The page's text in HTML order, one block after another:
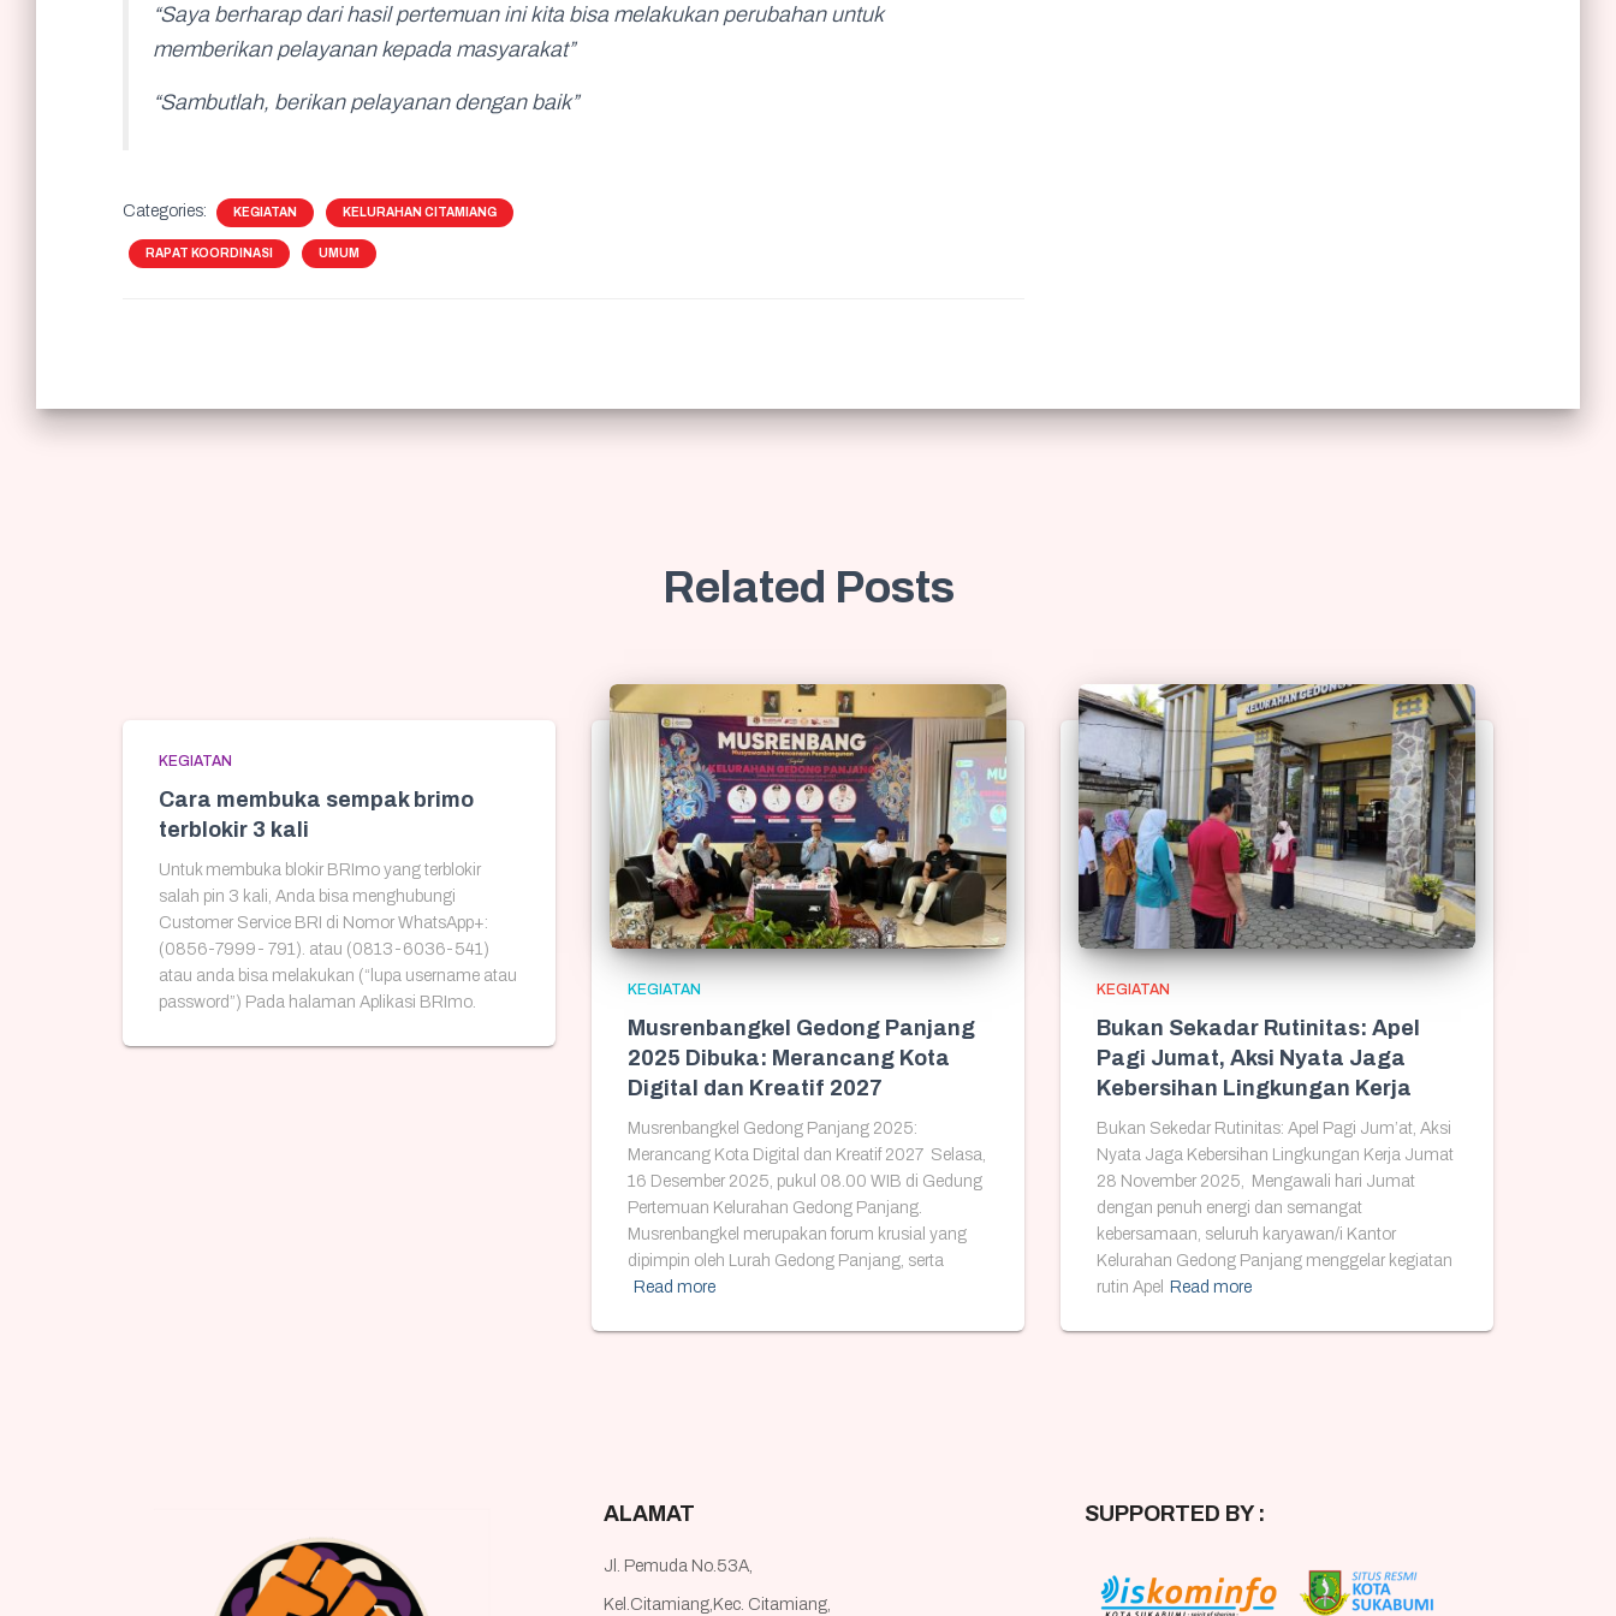
“Saya berharap dari hasil pertemuan ini kita bisa melakukan perubahan untuk
memberikan pelayanan kepada masyarakat”
“Sambutlah, berikan pelayanan dengan baik”
Categories: KEGIATAN KELURAHAN CITAMIANG
RAPAT KOORDINASI UMUM
Related Posts
KEGIATAN
Cara membuka sempak brimo
terblokir 3 kali
Untuk membuka blokir BRImo yang terblokir
salah pin 3 kali, Anda bisa menghubungi
Customer Service BRI di Nomor WhatsApp+:
(0856-7999- 791). atau (0813-6036-541)
atau anda bisa melakukan (“lupa username atau
password”) Pada halaman Aplikasi BRImo.
KEGIATAN
Musrenbangkel Gedong Panjang
2025 Dibuka: Merancang Kota
Digital dan Kreatif 2027
Musrenbangkel Gedong Panjang 2025:
Merancang Kota Digital dan Kreatif 2027 Selasa,
16 Desember 2025, pukul 08.00 WIB di Gedung
Pertemuan Kelurahan Gedong Panjang.
Musrenbangkel merupakan forum krusial yang
dipimpin oleh Lurah Gedong Panjang, serta
Read more
KEGIATAN
Bukan Sekadar Rutinitas: Apel
Pagi Jumat, Aksi Nyata Jaga
Kebersihan Lingkungan Kerja
Bukan Sekedar Rutinitas: Apel Pagi Jum’at, Aksi
Nyata Jaga Kebersihan Lingkungan Kerja Jumat
28 November 2025, Mengawali hari Jumat
dengan penuh energi dan semangat
kebersamaan, seluruh karyawan/i Kantor
Kelurahan Gedong Panjang menggelar kegiatan
rutin Apel Read more
ALAMAT
Jl. Pemuda No.53A,
Kel.Citamiang,Kec. Citamiang,
SUPPORTED BY :